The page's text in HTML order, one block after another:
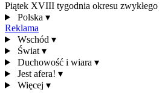
Piątek XVIII tygodnia okresu zwykłego
Polska ▾
Reklama
Wschód ▾
Świat ▾
Duchowość i wiara ▾
Jest afera! ▾
Więcej ▾